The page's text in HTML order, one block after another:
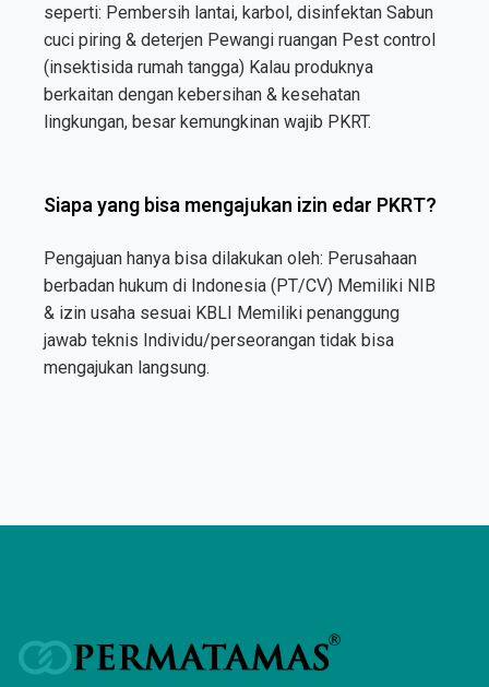
seperti: Pembersih lantai, karbol, disinfektan Sabun
cuci piring & deterjen Pewangi ruangan Pest control
(insektisida rumah tangga) Kalau produknya
berkaitan dengan kebersihan & kesehatan
lingkungan, besar kemungkinan wajib PKRT.
Siapa yang bisa mengajukan izin edar PKRT?
Pengajuan hanya bisa dilakukan oleh: Perusahaan
berbadan hukum di Indonesia (PT/CV) Memiliki NIB
& izin usaha sesuai KBLI Memiliki penanggung
jawab teknis Individu/perseorangan tidak bisa
mengajukan langsung.